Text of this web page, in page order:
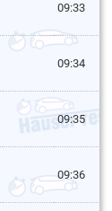
09:33
09:34
09:35
09:36